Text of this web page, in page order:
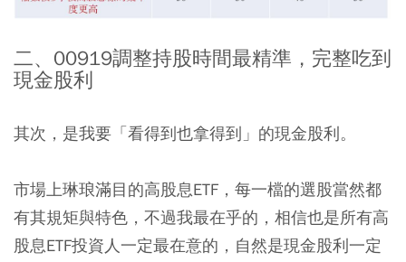
二、00919調整持股時間最精準，完整吃到
現金股利
其次，是我要「看得到也拿得到」的現金股利。
市場上琳琅滿目的高股息ETF，每一檔的選股當然都
有其規矩與特色，不過我最在乎的，相信也是所有高
股息ETF投資人一定最在意的，自然是現金股利一定